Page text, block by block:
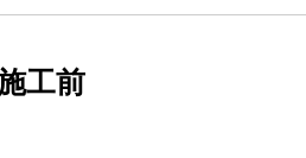
工前